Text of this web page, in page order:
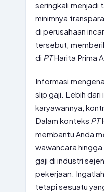
seringkali menjadi
minimnya
di perusahaan
tersebut,
di PTHarita Prima
Informasi
slip gaji. Lebih dari
karyawannya,
Dalam konteks PT
membantu Anda
wawancara
gaji di industri
pekerjaan.
tetapi sesuatu